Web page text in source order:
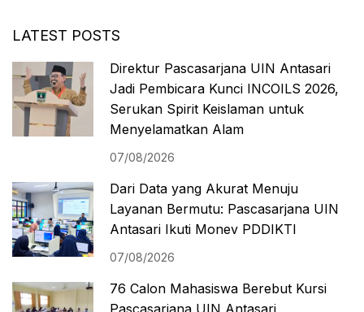
LATEST POSTS
Direktur Pascasarjana UIN Antasari
Jadi Pembicara Kunci INCOILS 2026,
Serukan Spirit Keislaman untuk
Menyelamatkan Alam
07/08/2026
Dari Data yang Akurat Menuju
Layanan Bermutu: Pascasarjana UIN
Antasari Ikuti Monev PDDIKTI
07/08/2026
76 Calon Mahasiswa Berebut Kursi
Pascasarjana UIN Antasari,